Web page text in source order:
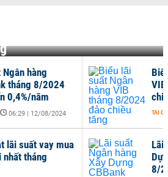
Lãi
8/
hàng
tháng 8/2024
0,4%/năm
06:29 | 12/08/2024
lãi suất vay mua
nhất tháng
TÀI